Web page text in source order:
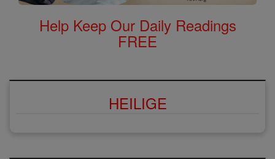
Help Keep Our Daily Readings
FREE
HEILIGE